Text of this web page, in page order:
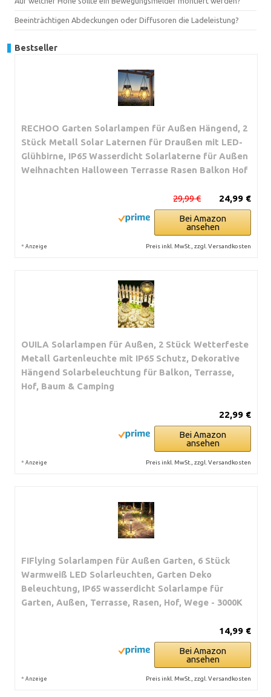
Beeinträchtigen Abdeckungen oder Diffusoren die Ladeleistung?
Bestseller
RECHOO Garten Solarlampen für Außen Hängend, 2
Stück Metall Solar Laternen für Draußen mit LED-
Glühbirne, IP65 Wasserdicht Solarlaterne für Außen
Weihnachten Halloween Terrasse Rasen Balkon Hof
24,99 €
29,99 €
Bei Amazon
ansehen
* Anzeige Preis inkl. MwSt., zzgl. Versandkosten
OUILA Solarlampen für Außen, 2 Stück Wetterfeste
Metall Gartenleuchte mit IP65 Schutz, Dekorative
Hängend Solarbeleuchtung für Balkon, Terrasse,
Hof, Baum & Camping
22,99 €
Bei Amazon
ansehen
* Anzeige Preis inkl. MwSt., zzgl. Versandkosten
FIFlying Solarlampen für Außen Garten, 6 Stück
Warmweiß LED Solarleuchten, Garten Deko
Beleuchtung, IP65 wasserdicht Solarlampe für
Garten, Außen, Terrasse, Rasen, Hof, Wege - 3000K
14,99 €
Bei Amazon
ansehen
* Anzeige Preis inkl. MwSt., zzgl. Versandkosten